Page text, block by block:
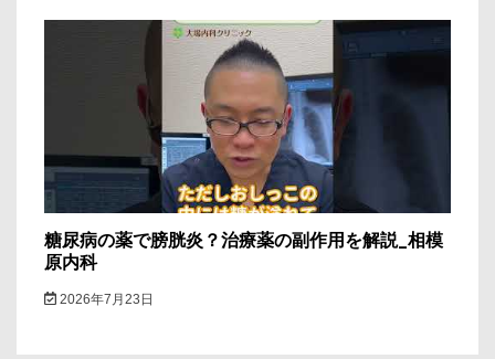
糖尿病の薬で膀胱炎？治療薬の副作用を解説_相模
原内科
2026年7月23日